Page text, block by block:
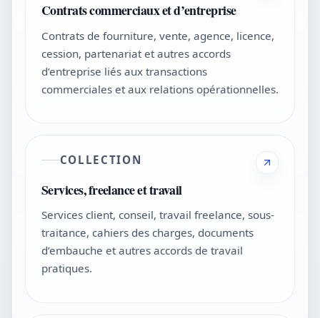
Contrats commerciaux et d’entreprise
Contrats de fourniture, vente, agence, licence,
cession, partenariat et autres accords
d’entreprise liés aux transactions
commerciales et aux relations opérationnelles.
COLLECTION
Services, freelance et travail
Services client, conseil, travail freelance, sous-
traitance, cahiers des charges, documents
d’embauche et autres accords de travail
pratiques.